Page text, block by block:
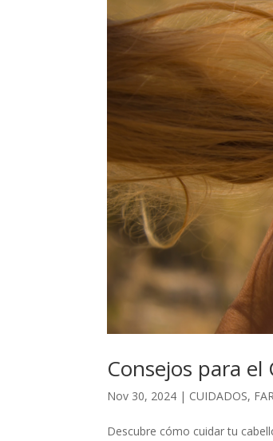
Consejos para
Nov 30, 2024 | CUIDADOS,
Descubre cómo cuidar tu